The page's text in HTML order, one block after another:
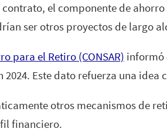
el componente de
ser otros proyectos de largo
para el Retiro (CONSAR) informó
Este dato refuerza una
otros mecanismos de
financiero.